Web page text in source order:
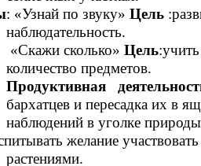
: «Узнай по звуку» Цель
наблюдательность.
«Скажи сколько» Цель
количество предметов.
Продуктивная
бархатцев и пересадка их в
наблюдений в уголке
желание
растениями.